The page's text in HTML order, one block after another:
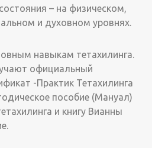
– на физическом,
и духовном уровнях.
навыкам тетахилинга.
официальный
-Практик Тетахилинга
пособие (Мануал)
и книгу Вианны